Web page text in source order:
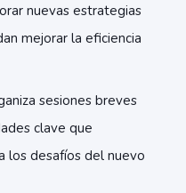
nuevas estrategias
mejorar la eficiencia
sesiones breves
clave que
los desafíos del nuevo